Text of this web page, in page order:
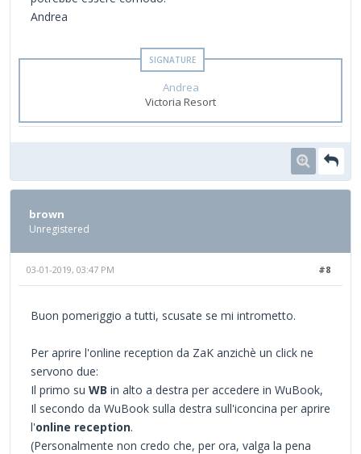
Andrea
Andrea
Victoria Resort
brown
Unregistered
#8
03-01-2019, 03:47 PM
Buon pomeriggio a tutti, scusate se mi intrometto.
Per aprire l'online reception da ZaK anzichè un click ne
servono due:
Il primo su WB in alto a destra per accedere in WuBook,
Il secondo da WuBook sulla destra sull'iconcina per aprire
l'online reception.
(Personalmente non credo che, per ora, valga la pena